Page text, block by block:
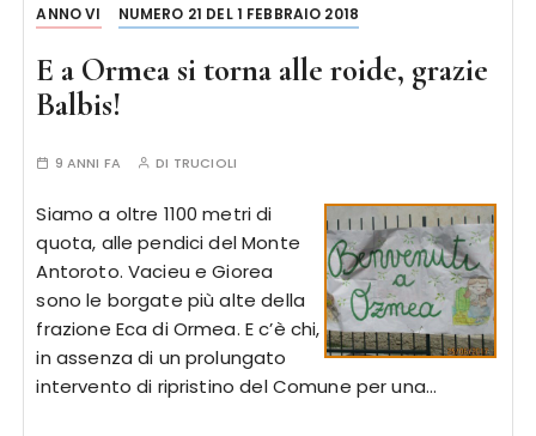
ANNO VI NUMERO 21 DEL 1 FEBBRAIO 2018
E a Ormea si torna alle roide, grazie
Balbis!
9 ANNI FA DI TRUCIOLI
Siamo a oltre 1100 metri di
quota, alle pendici del Monte
Antoroto. Vacieu e Giorea
sono le borgate più alte della
frazione Eca di Ormea. E c’è chi,
in assenza di un prolungato
intervento di ripristino del Comune per una…